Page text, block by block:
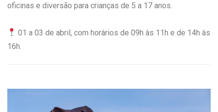
oficinas e diversão para crianças de 5 a 17 anos.
01 a 03 de abril, com horários de 09h às 11h e de 14h às
16h.